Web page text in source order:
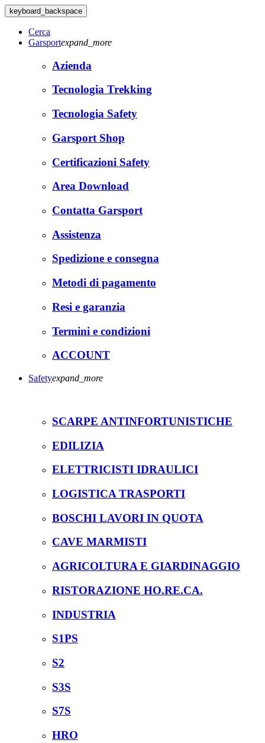
keyboard_backspace
Cerca
Garsportexpand_more
Azienda
Tecnologia Trekking
Tecnologia Safety
Garsport Shop
Certificazioni Safety
Area Download
Contatta Garsport
Assistenza
Spedizione e consegna
Metodi di pagamento
Resi e garanzia
Termini e condizioni
ACCOUNT
Safetyexpand_more
SCARPE ANTINFORTUNISTICHE
EDILIZIA
ELETTRICISTI IDRAULICI
LOGISTICA TRASPORTI
BOSCHI LAVORI IN QUOTA
CAVE MARMISTI
AGRICOLTURA E GIARDINAGGIO
RISTORAZIONE HO.RE.CA.
INDUSTRIA
S1PS
S2
S3S
S7S
HRO